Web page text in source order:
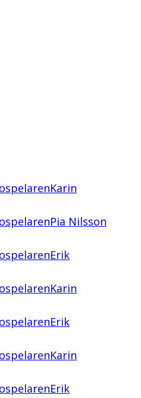
Karin
Pia Nilsson
Erik
Karin
Erik
Karin
Erik